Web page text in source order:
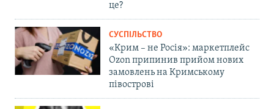
це?
СУСПІЛЬСТВО
«Крим – не Росія»: маркетплейс
Ozon припинив прийом нових
замовлень на Кримському
півострові